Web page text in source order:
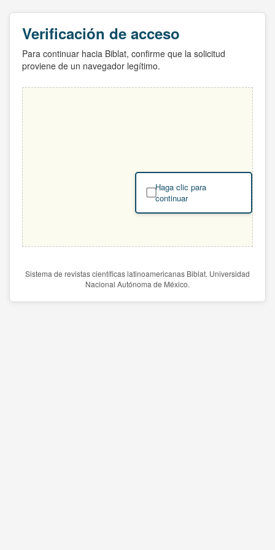
Verificación de acceso
Para continuar hacia Biblat, confirme que la solicitud
proviene de un navegador legítimo.
Haga clic para
continuar
Sistema de revistas científicas latinoamericanas Biblat. Universidad
Nacional Autónoma de México.